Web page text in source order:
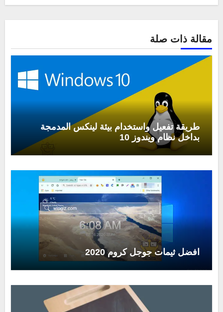
مقالة ذات صلة
طريقة تفعيل واستخدام بيئة لينكس المدمجة
بداخل نظام ويندوز 10
افضل ثيمات جوجل كروم 2020